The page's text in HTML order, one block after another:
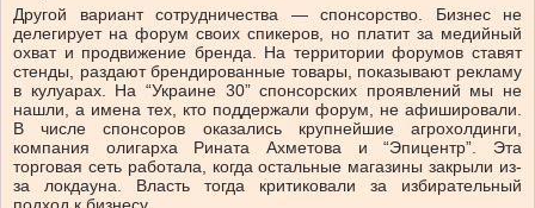
Другой вариант сотрудничества — спонсорство. Бизнес не
делегирует на форум своих спикеров, но платит за медийный
охват и продвижение бренда. На территории форумов ставят
стенды, раздают брендированные товары, показывают рекламу
в кулуарах. На “Украине 30” спонсорских проявлений мы не
нашли, а имена тех, кто поддержали форум, не афишировали.
В числе спонсоров оказались крупнейшие агрохолдинги,
компания олигарха Рината Ахметова и “Эпицентр”. Эта
торговая сеть работала, когда остальные магазины закрыли из-
за локдауна. Власть тогда критиковали за избирательный
подход к бизнесу.